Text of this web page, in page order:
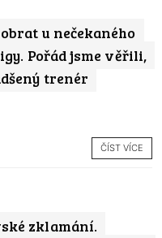
u nečekaného
Pořád jsme věřili,
trenér
ČÍST VÍCE
zklamání.